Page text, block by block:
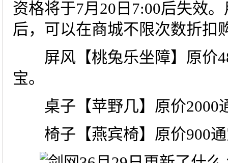
资格将于7月20日7:00后失效
后，可以在商城不限次数折扣
屏风【桃兔乐坐障】原价
宝。
桌子【苹野几】原价2000
椅子【燕宾椅】原价900通